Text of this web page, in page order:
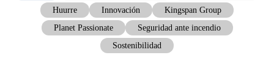
Huurre
Innovación
Kingspan Group
Planet Passionate
Seguridad ante incendio
Sostenibilidad